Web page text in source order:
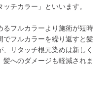
チカラー」といいます。
るフルカラーより施術が短時
でフルカラーを繰り返すと髪
リタッチ根元染めは新しく
へのダメージも軽減されま